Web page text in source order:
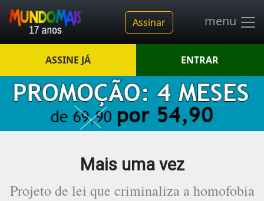
Assinar menu
ASSINE JÁ ENTRAR
Mais uma vez
Projeto de lei que criminaliza a homofobia